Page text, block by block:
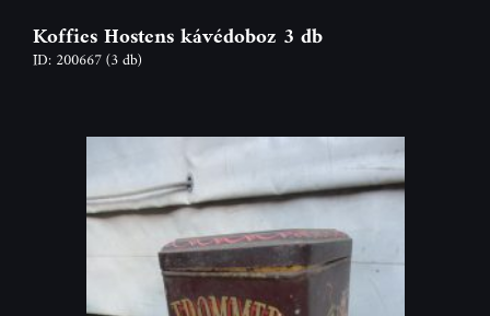
Koffies Hostens kávédoboz 3 db
ID: 200667(3 db)